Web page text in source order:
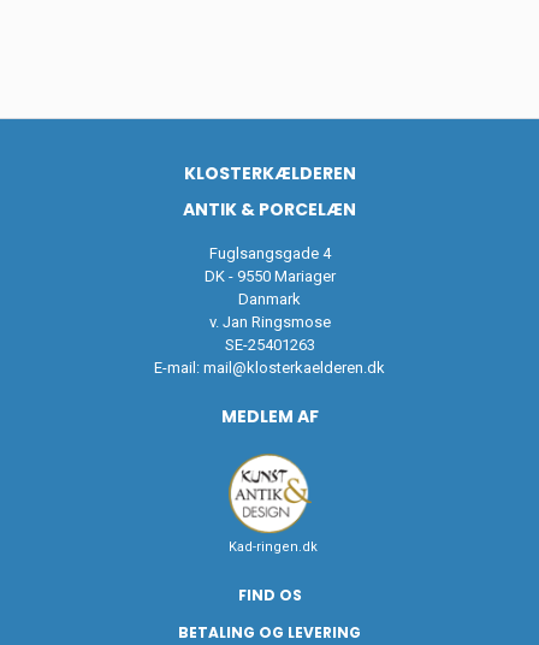
KLOSTERKÆLDEREN
ANTIK & PORCELÆN
Fuglsangsgade 4
DK - 9550 Mariager
Danmark
v. Jan Ringsmose
SE-25401263
E-mail: mail@klosterkaelderen.dk
MEDLEM AF
Kad-ringen.dk
FIND OS
BETALING OG LEVERING